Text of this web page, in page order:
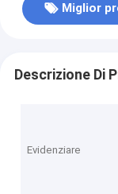
Miglior
Descrizione Di
Evidenziare